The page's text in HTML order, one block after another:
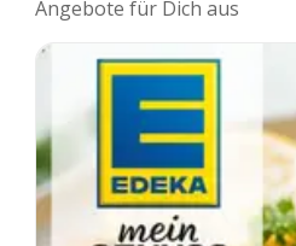
Angebote für Dich aus